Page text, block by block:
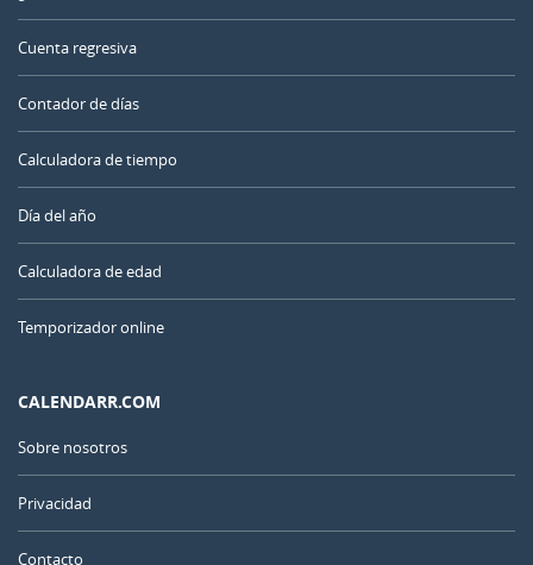
Cuenta regresiva
Contador de días
Calculadora de tiempo
Día del año
Calculadora de edad
Temporizador online
CALENDARR.COM
Sobre nosotros
Privacidad
Contacto